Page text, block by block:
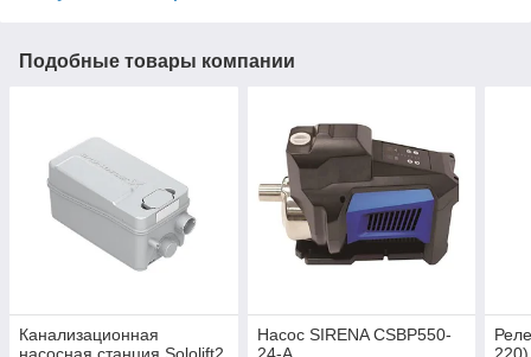
Подобные товары компании
Канализационная
Насос SIRENA CSBP550-